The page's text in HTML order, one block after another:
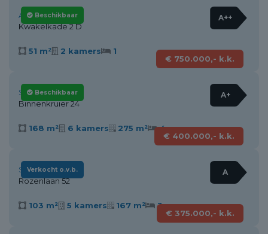
A++
Beschikbaar
Alkmaar
Kwakelkade 2 D
51 m² 2 kamers 1
A+
Beschikbaar
€ 750.000,- k.k.
Stompetoren
Binnenkruier 24
168 m² 6 kamers 275 m² 4
A
Verkocht o.v.b.
€ 400.000,- k.k.
Schagen
Rozenlaan 52
103 m² 5 kamers 167 m² 3
€ 375.000,- k.k.